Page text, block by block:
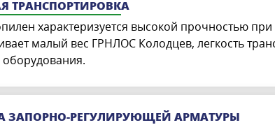
ТРАНСПОРТИРОВКА
характеризуется высокой прочностью
малый вес ГРНЛОС Колодцев, легкость
ЗАПОРНО-РЕГУЛИРУЮЩЕЙ АРМАТУРЫ